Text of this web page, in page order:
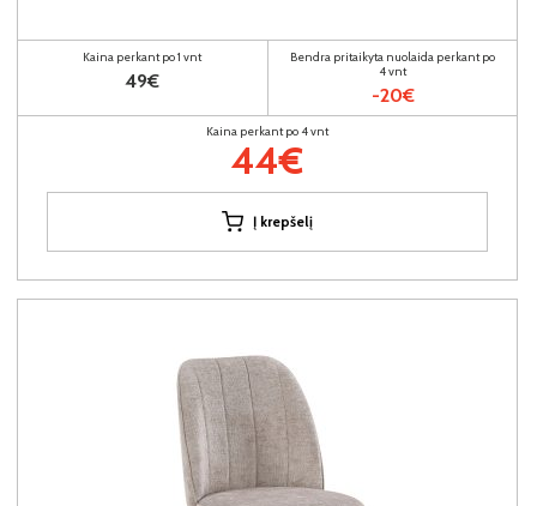
Kaina perkant po 1 vnt
49€
Bendra pritaikyta nuolaida perkant po
4 vnt
-20€
Kaina perkant po 4 vnt
44€
Į krepšelį